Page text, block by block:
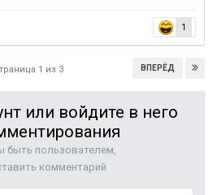
1
ВПЕРЁД
1 из 3
или войдите в него
быть пользователем,
комментарий